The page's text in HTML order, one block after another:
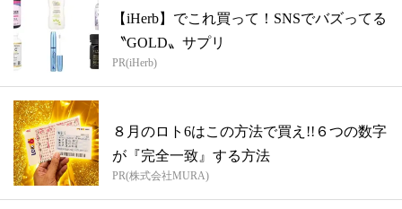
【iHerb】でこれ買って！SNSでバズってる
〝GOLD〟サプリ
PR(iHerb)
８月のロト6はこの方法で買え!!６つの数字
が『完全一致』する方法
PR(株式会社MURA)